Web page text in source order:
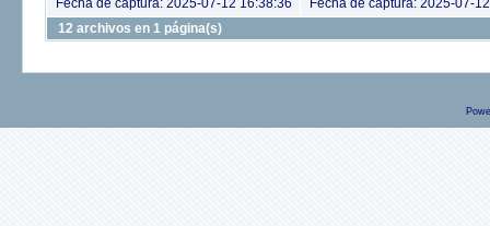
Fecha de captura: 2025-07-12 16:38:36
Fecha de captura: 2025-07-
12 archivos en 1 página(s)